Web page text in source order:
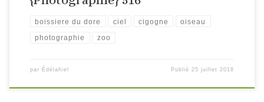
boissiere du dore ciel cigogne oiseau
photographie zoo
par Édélahiel Publié25 juillet 2018